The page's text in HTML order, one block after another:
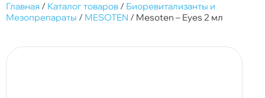
Главная / Каталог товаров / Биоревитализанты и
Мезопрепараты / MESOTEN / Mesoten – Eyes 2 мл